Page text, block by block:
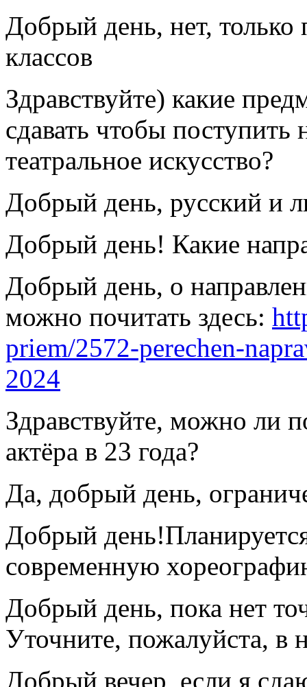
Добрый день, нет, только
классов
Здравствуйте) какие
сдавать чтобы поступить
театральное искусство?
Добрый день, русский и
Добрый день! Какие
Добрый день, о
можно почитать здесь:
priem/2572-perechen-
2024
Здравствуйте, можно ли
актёра в 23 года?
Да, добрый день,
Добрый
современную
Добрый день, пока нет
Уточните, пожалуйста, в
Добрый вечер, если я